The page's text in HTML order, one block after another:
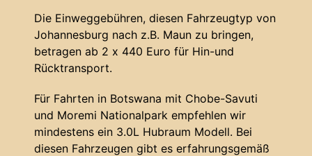
Die Einweggebühren, diesen Fahrzeugtyp von
Johannesburg nach z.B. Maun zu bringen,
betragen ab 2 x 440 Euro für Hin-und
Rücktransport.
Für Fahrten in Botswana mit Chobe-Savuti
und Moremi Nationalpark empfehlen wir
mindestens ein 3.0L Hubraum Modell. Bei
diesen Fahrzeugen gibt es erfahrungsgemäß